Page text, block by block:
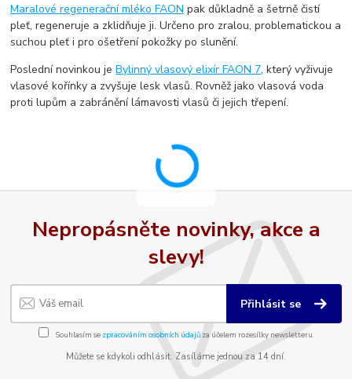
Maralové regenerační mléko FAON pak důkladně a šetrně čistí
pleť, regeneruje a zklidňuje ji. Určeno pro zralou, problematickou a
suchou pleť i pro ošetření pokožky po slunění.
Poslední novinkou jeBylinný vlasový elixír FAON 7, který vyživuje
vlasové kořínky a zvyšuje lesk vlasů. Rovněž jako vlasová voda
proti lupům a zabránění lámavosti vlasů či jejich třepení.
Nepropásněte novinky, akce a
slevy!
Přihlásit se
Souhlasím se zpracováním osobních údajůza účelem rozesílky newsletteru.
Můžete se kdykoli odhlásit. Zasíláme jednou za 14 dní.